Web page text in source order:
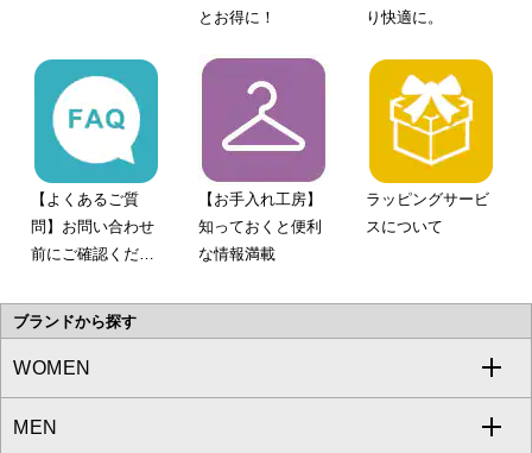
とお得に！
り快適に。
【よくあるご質
問】お問い合わせ
前にご確認くださ
【お手入れ工房】
知っておくと便利
な情報満載
ラッピングサービ
スについて
ブランドから探す
WOMEN
a.v.v
MEN